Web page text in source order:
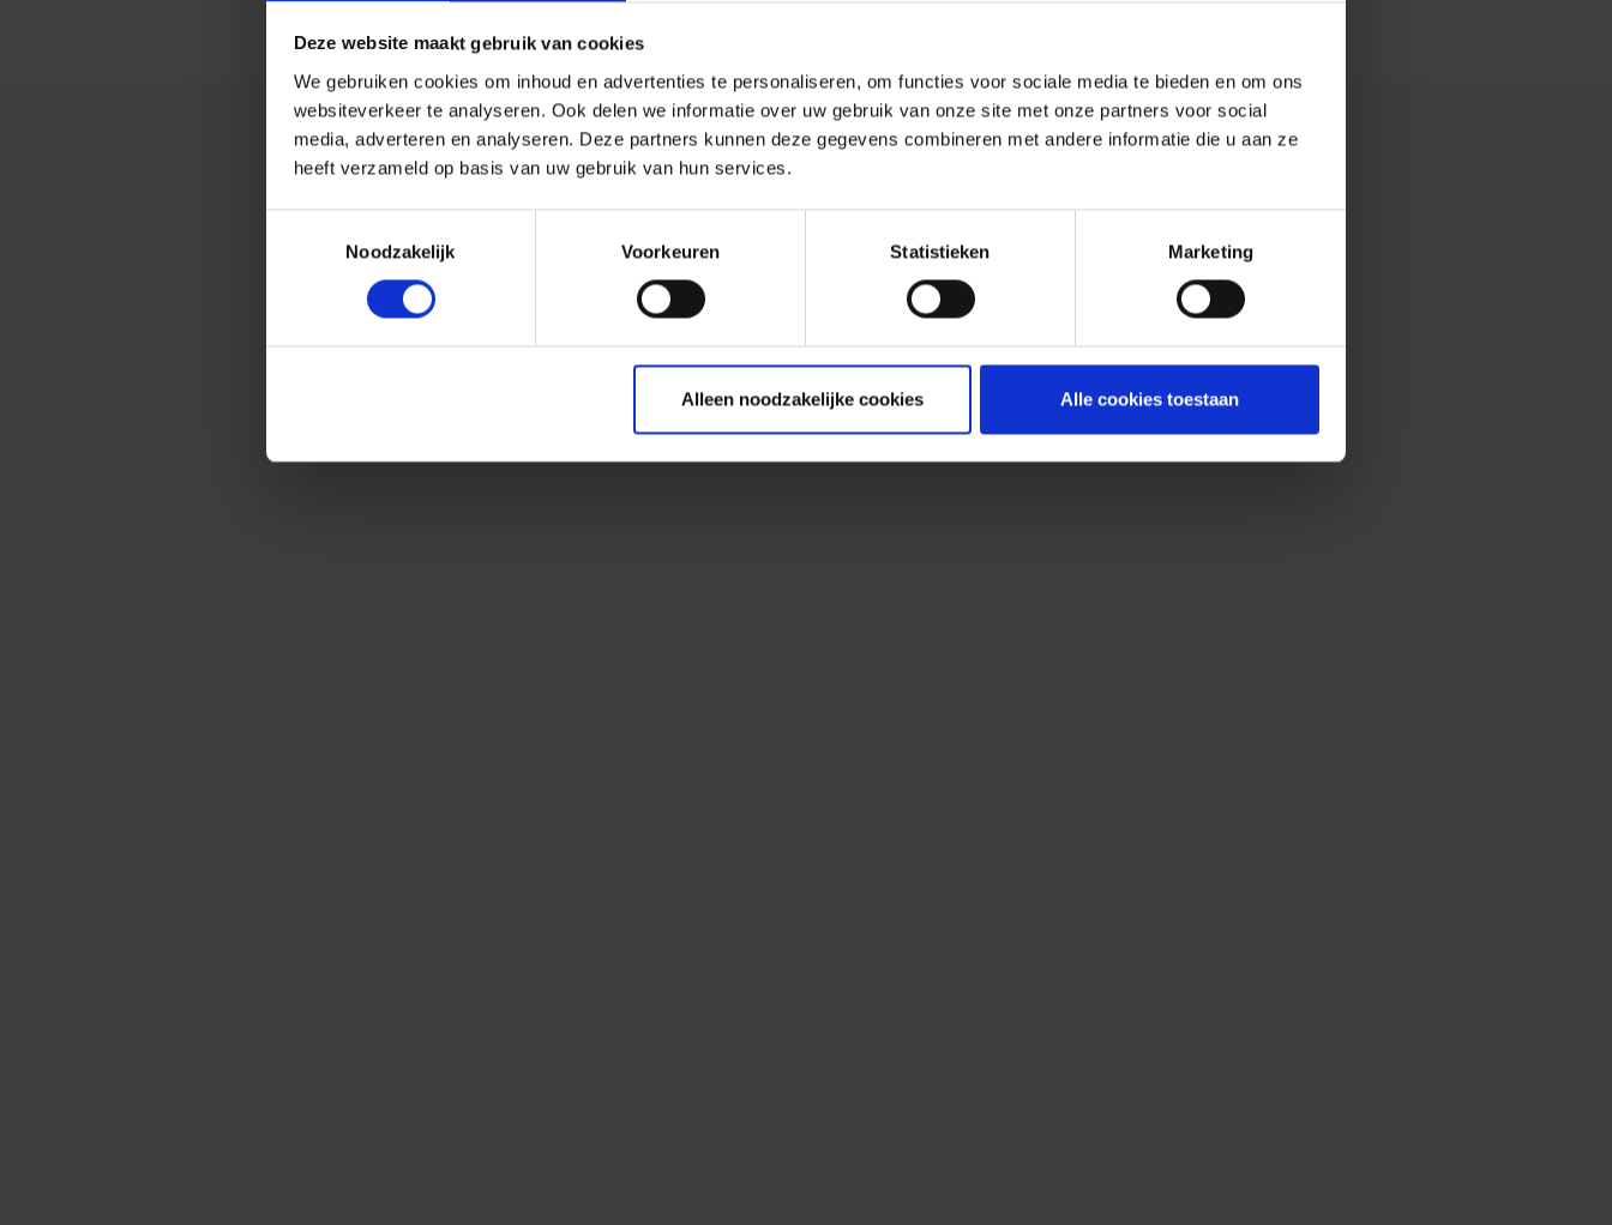
Deze website maakt gebruik van cookies
We gebruiken cookies om inhoud en advertenties te personaliseren, om functies voor sociale media te bieden en om ons
websiteverkeer te analyseren. Ook delen we informatie over uw gebruik van onze site met onze partners voor social
media, adverteren en analyseren. Deze partners kunnen deze gegevens combineren met andere informatie die u aan ze
heeft verzameld op basis van uw gebruik van hun services.
Noodzakelijk
Voorkeuren Statistieken Marketing
Alleen noodzakelijke cookies Alle cookies toestaan